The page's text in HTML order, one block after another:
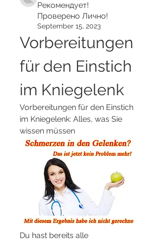
Рекомендует!
Проверено Лично!
September 15, 2023
Vorbereitungen
für den Einstich
im Kniegelenk
Vorbereitungen für den Einstich
im Kniegelenk: Alles, was Sie
wissen müssen
Du hast bereits alle